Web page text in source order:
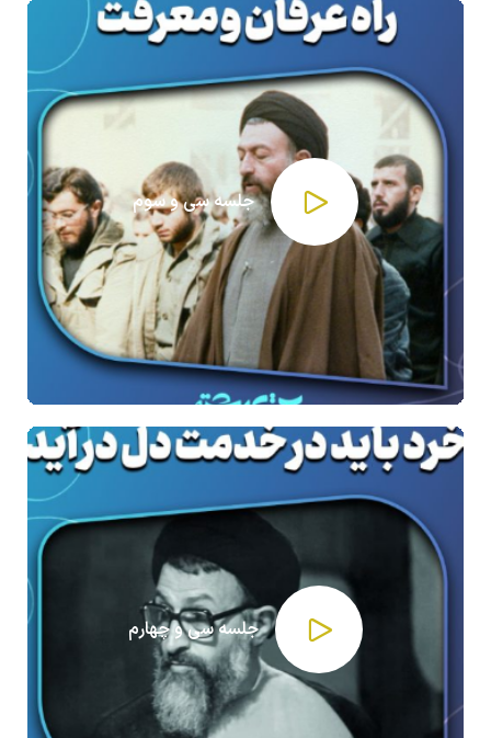
جلسه سی و سوم
جلسه سی و چهارم